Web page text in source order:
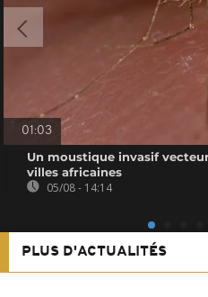
01:03
Un moustique invasif
villes africaines
05/08 - 14:14
PLUS D'ACTUALITÉS